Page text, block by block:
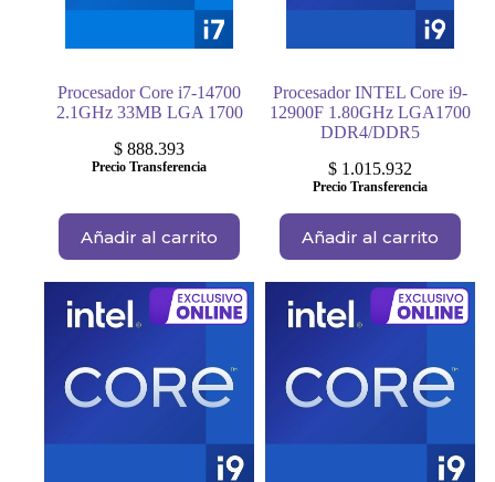
Procesador Core i7-14700
2.1GHz 33MB LGA 1700
$ 888.393
Precio Transferencia
Añadir al carrito
Procesador INTEL Core i9-
12900F 1.80GHz LGA1700
DDR4/DDR5
$ 1.015.932
Precio Transferencia
Añadir al carrito